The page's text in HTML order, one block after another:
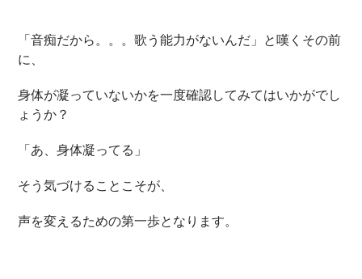
「音痴だから。。。歌う能力がないんだ」と嘆くその前
に、
身体が凝っていないかを一度確認してみてはいかがでし
ょうか？
「あ、身体凝ってる」
そう気づけることこそが、
声を変えるための第一歩となります。